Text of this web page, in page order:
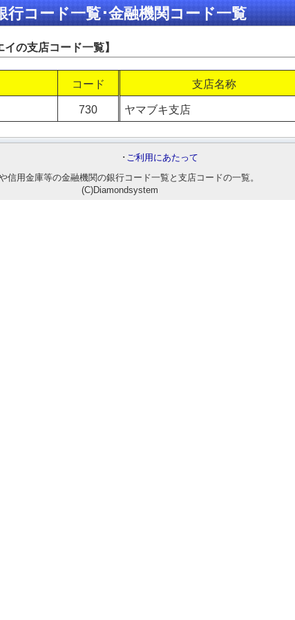
行コード一覧･金融機関コード一覧
イの支店コード一覧】
コード 支店名称
730 ヤマブキ支店
･ ご利用にあたって
信用金庫等の金融機関の銀行コード一覧と支店コードの一覧。
(C)Diamondsystem